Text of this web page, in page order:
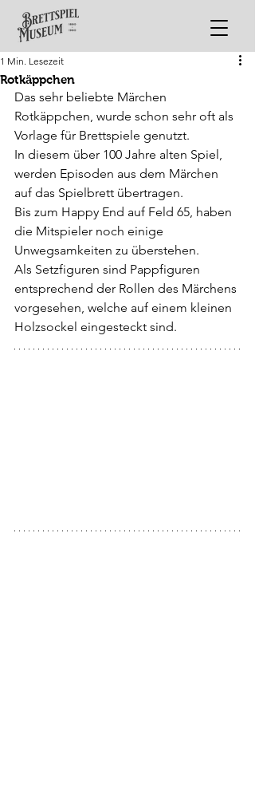
Rotkäppchen
1 Min. Lesezeit
Das sehr beliebte Märchen
Rotkäppchen, wurde schon sehr oft als
Vorlage für Brettspiele genutzt.
In diesem über 100 Jahre alten Spiel,
werden Episoden aus dem Märchen
auf das Spielbrett übertragen.
Bis zum Happy End auf Feld 65, haben
die Mitspieler noch einige
Unwegsamkeiten zu überstehen.
Als Setzfiguren sind Pappfiguren
entsprechend der Rollen des Märchens
vorgesehen, welche auf einem kleinen
Holzsockel eingesteckt sind.